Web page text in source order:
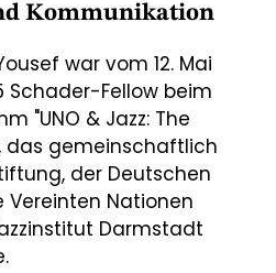
Kommunikation
war vom 12. Mai
Schader-Fellow beim
"UNO & Jazz: The
das gemeinschaftlich
der Deutschen
Nationen
Darmstadt